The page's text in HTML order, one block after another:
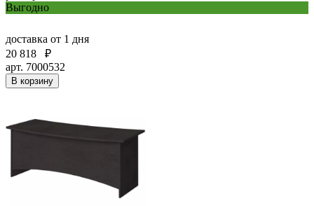
Выгодно
доставка от 1 дня
20 818
₽
арт. 7000532
В корзину